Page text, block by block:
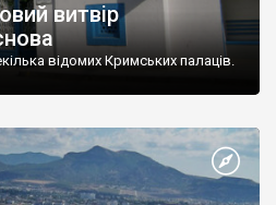
витвір
відомих Кримських палаців.